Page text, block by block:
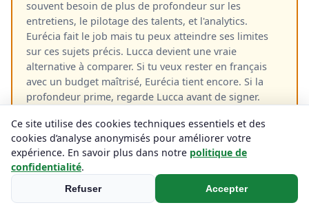
souvent besoin de plus de profondeur sur les
entretiens, le pilotage des talents, et l'analytics.
Eurécia fait le job mais tu peux atteindre ses limites
sur ces sujets précis. Lucca devient une vraie
alternative à comparer. Si tu veux rester en français
avec un budget maîtrisé, Eurécia tient encore. Si la
profondeur prime, regarde Lucca avant de signer.
Eurécia convient, à comparer avec Lucca
Profil non adapté : groupe international ou
Ce site utilise des cookies techniques essentiels et des
cookies d’analyse anonymisés pour améliorer votre
expérience. En savoir plus dans notre politique de
confidentialité.
Refuser Accepter